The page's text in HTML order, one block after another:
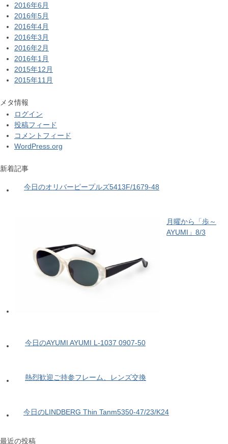
2016年6月
2016年5月
2016年4月
2016年3月
2016年2月
2016年1月
2015年12月
2015年11月
メタ情報
ログイン
投稿フィード
コメントフィード
WordPress.org
新着記事
今日のオリバーピープルズ5413F/1679-48
月曜から「歩～
AYUMI」8/3
今日のAYUMI AYUMI L-1037 0907-50
熱烈歓迎ご持参フレーム、レンズ交換
今日のLINDBERG Thin Tanm5350-47/23/K24
最近の投稿